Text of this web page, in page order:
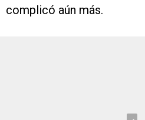
complicó aún más.